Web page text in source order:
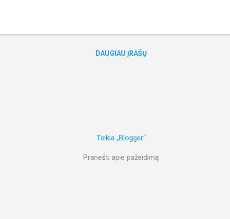
galimybę sudalyvauti WPT turnyre Vienoje. Tokio kalibro turnyras
turėdamas laiko, manau, ten užsuksiu (ir ne kartą). Mano tinklaraštis
DAUGIAU ĮRAŠŲ
Teikia „Blogger“
Pranešti apie pažeidimą